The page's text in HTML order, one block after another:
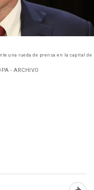
una rueda de prensa en la capital de
- ARCHIVO